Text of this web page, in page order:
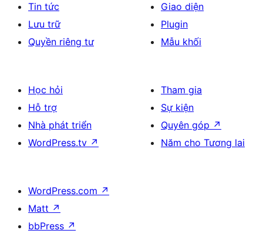
Tin tức
Lưu trữ
Quyền riêng tư
Giao diện
Plugin
Mẫu khối
Học hỏi
Hỗ trợ
Nhà phát triển
WordPress.tv ↗
Tham gia
Sự kiện
Quyên góp ↗
Năm cho Tương lai
WordPress.com ↗
Matt ↗
bbPress ↗